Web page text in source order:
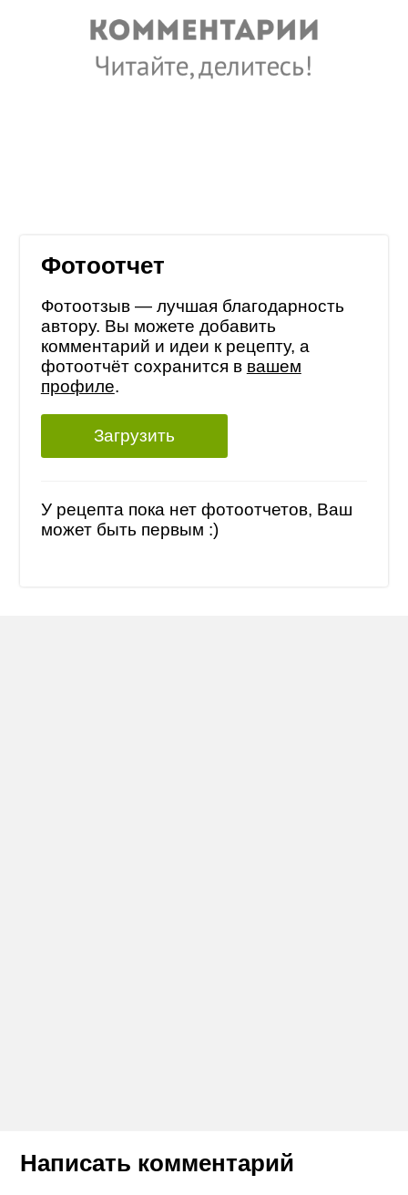
Фотоотчет
Фотоотзыв — лучшая благодарность
автору. Вы можете добавить
комментарий и идеи к рецепту, а
фотоотчёт сохранится в вашем
профиле.
Загрузить
У рецепта пока нет фотоотчетов, Ваш
может быть первым :)
Написать комментарий